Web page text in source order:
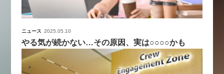
ニュース 2025.05.10
やる気が続かない…その原因、実は○○○○かも